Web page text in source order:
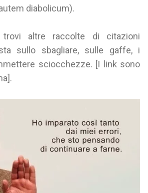
diabolicum).
trovi altre raccolte di citazioni
sullo sbagliare, sulle gaffe, i
sciocchezze. [I link sono